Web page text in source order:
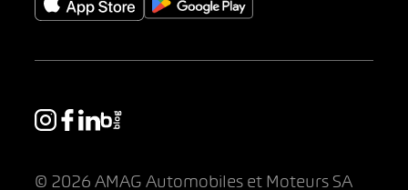
© 2026 AMAG Automobiles et Moteurs SA